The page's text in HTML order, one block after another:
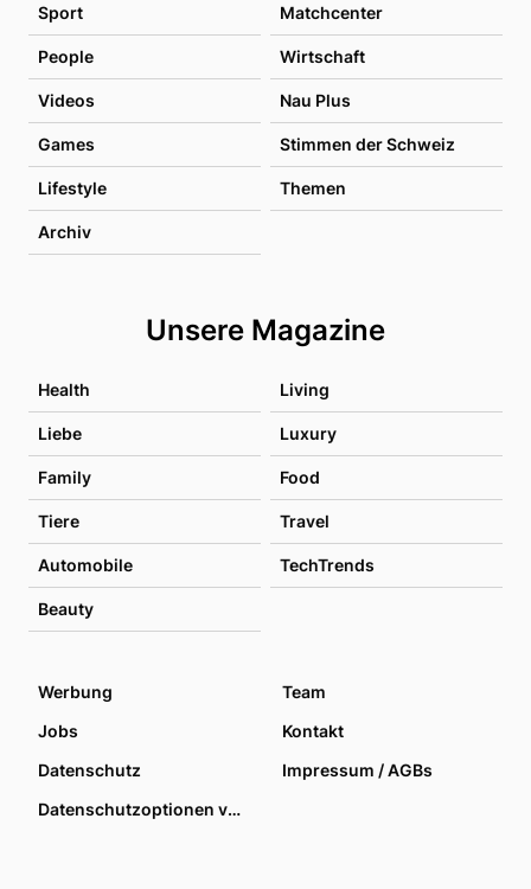
Sport Matchcenter
People Wirtschaft
Videos Nau Plus
Games Stimmen der Schweiz
Lifestyle Themen
Archiv
Unsere Magazine
Health Living
Liebe Luxury
Family Food
Tiere Travel
Automobile TechTrends
Beauty
Werbung
Team
Jobs
Kontakt
Datenschutz
Impressum / AGBs
Datenschutzoptionen verwalten